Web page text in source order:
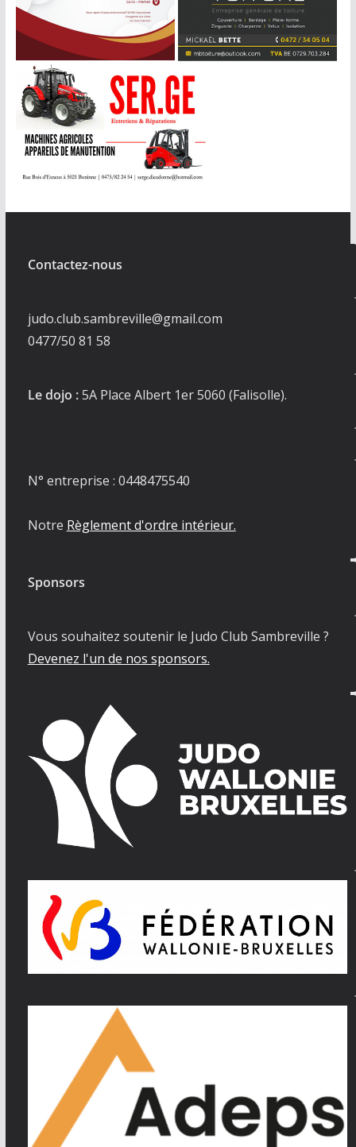
Contactez-nous
judo.club.sambreville@gmail.com
0477/50 81 58
Le dojo :5A Place Albert 1er 5060 (Falisolle).
N° entreprise : 0448475540
Notre Règlement d'ordre intérieur.
Sponsors
Vous souhaitez soutenir le Judo Club Sambreville ?
Devenez l'un de nos sponsors.